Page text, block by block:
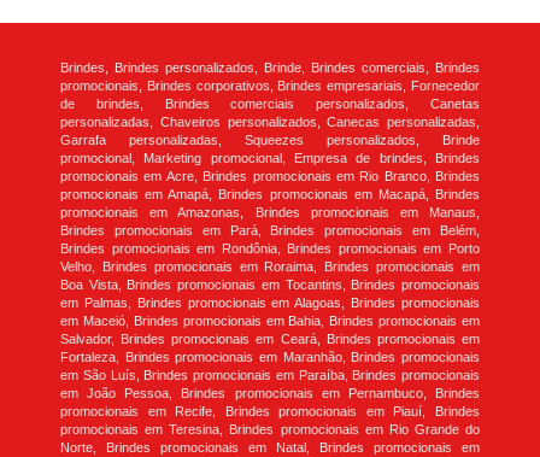
Brindes, Brindes personalizados, Brinde, Brindes comerciais, Brindes
promocionais, Brindes corporativos, Brindes empresariais, Fornecedor
de brindes, Brindes comerciais personalizados, Canetas
personalizadas, Chaveiros personalizados, Canecas personalizadas,
Garrafa personalizadas, Squeezes personalizados, Brinde
promocional, Marketing promocional, Empresa de brindes, Brindes
promocionais em Acre, Brindes promocionais em Rio Branco, Brindes
promocionais em Amapá, Brindes promocionais em Macapá, Brindes
promocionais em Amazonas, Brindes promocionais em Manaus,
Brindes promocionais em Pará, Brindes promocionais em Belém,
Brindes promocionais em Rondônia, Brindes promocionais em Porto
Velho, Brindes promocionais em Roraima, Brindes promocionais em
Boa Vista, Brindes promocionais em Tocantins, Brindes promocionais
em Palmas, Brindes promocionais em Alagoas, Brindes promocionais
em Maceió, Brindes promocionais em Bahia, Brindes promocionais em
Salvador, Brindes promocionais em Ceará, Brindes promocionais em
Fortaleza, Brindes promocionais em Maranhão, Brindes promocionais
em São Luís, Brindes promocionais em Paraíba, Brindes promocionais
em João Pessoa, Brindes promocionais em Pernambuco, Brindes
promocionais em Recife, Brindes promocionais em Piauí, Brindes
promocionais em Teresina, Brindes promocionais em Rio Grande do
Norte, Brindes promocionais em Natal, Brindes promocionais em